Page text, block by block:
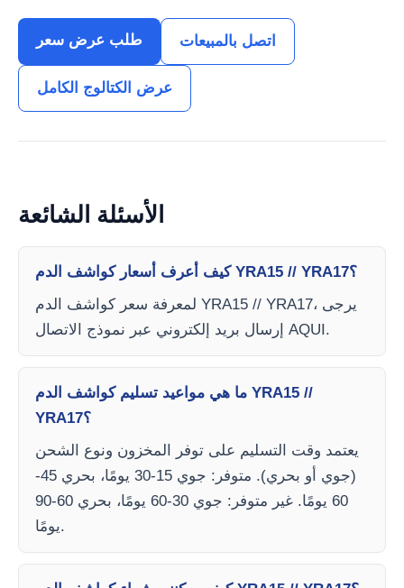
طلب عرض سعر اتصل بالمبيعات
عرض الكتالوج الكامل
الأسئلة الشائعة
كيف أعرف أسعار كواشف الدم YRA15 // YRA17؟
لمعرفة سعر كواشف الدم YRA15 // YRA17، يرجى
إرسال بريد إلكتروني عبر نموذج الاتصال AQUI.
ما هي مواعيد تسليم كواشف الدم YRA15 //
YRA17؟
يعتمد وقت التسليم على توفر المخزون ونوع الشحن
(جوي أو بحري). متوفر: جوي 15-30 يومًا، بحري 45-
60 يومًا. غير متوفر: جوي 30-60 يومًا، بحري 60-90
يومًا.